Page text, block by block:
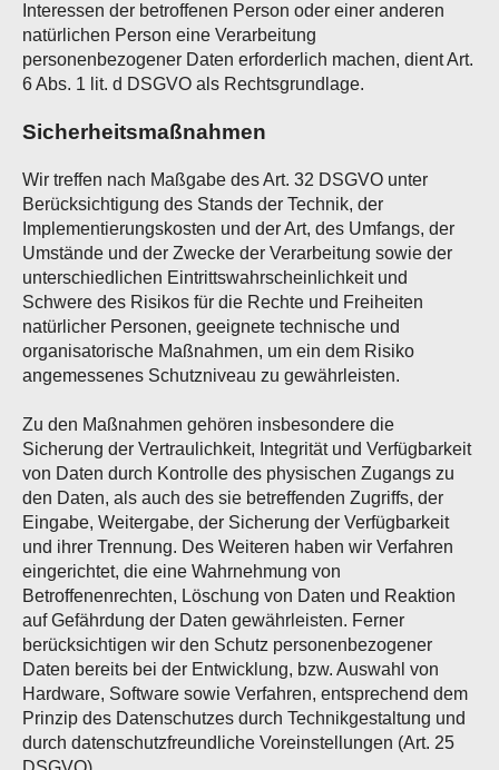
Interessen der betroffenen Person oder einer anderen
natürlichen Person eine Verarbeitung
personenbezogener Daten erforderlich machen, dient Art.
6 Abs. 1 lit. d DSGVO als Rechtsgrundlage.
Sicherheitsmaßnahmen
Wir treffen nach Maßgabe des Art. 32 DSGVO unter
Berücksichtigung des Stands der Technik, der
Implementierungskosten und der Art, des Umfangs, der
Umstände und der Zwecke der Verarbeitung sowie der
unterschiedlichen Eintrittswahrscheinlichkeit und
Schwere des Risikos für die Rechte und Freiheiten
natürlicher Personen, geeignete technische und
organisatorische Maßnahmen, um ein dem Risiko
angemessenes Schutzniveau zu gewährleisten.
Zu den Maßnahmen gehören insbesondere die
Sicherung der Vertraulichkeit, Integrität und Verfügbarkeit
von Daten durch Kontrolle des physischen Zugangs zu
den Daten, als auch des sie betreffenden Zugriffs, der
Eingabe, Weitergabe, der Sicherung der Verfügbarkeit
und ihrer Trennung. Des Weiteren haben wir Verfahren
eingerichtet, die eine Wahrnehmung von
Betroffenenrechten, Löschung von Daten und Reaktion
auf Gefährdung der Daten gewährleisten. Ferner
berücksichtigen wir den Schutz personenbezogener
Daten bereits bei der Entwicklung, bzw. Auswahl von
Hardware, Software sowie Verfahren, entsprechend dem
Prinzip des Datenschutzes durch Technikgestaltung und
durch datenschutzfreundliche Voreinstellungen (Art. 25